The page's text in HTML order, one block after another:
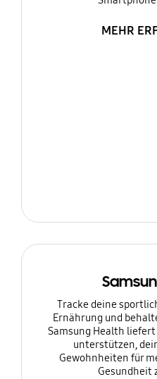
MEHR
Tracke deine
Ernährung und
Samsung Health
unterstützen,
Gewohnheiten für
Gesundheit